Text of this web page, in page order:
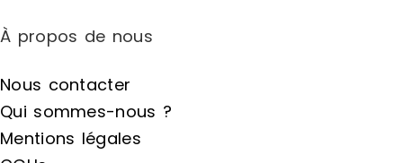
À propos de nous
Nous contacter
Qui sommes-nous ?
Mentions légales